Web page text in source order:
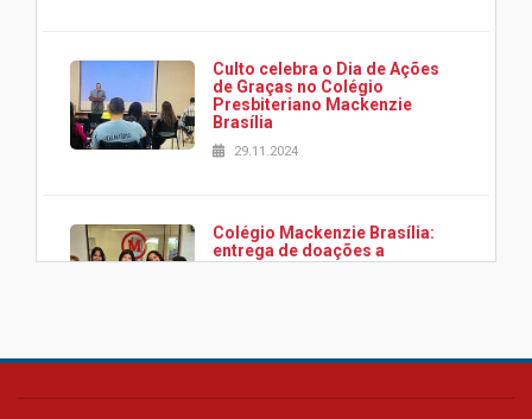
Culto celebra o Dia de Ações
de Graças no Colégio
Presbiteriano Mackenzie
Brasília
29.11.2024
Colégio Mackenzie Brasília:
entrega de doações a
associação Viver da Cidade
Colégio Presbiteriano